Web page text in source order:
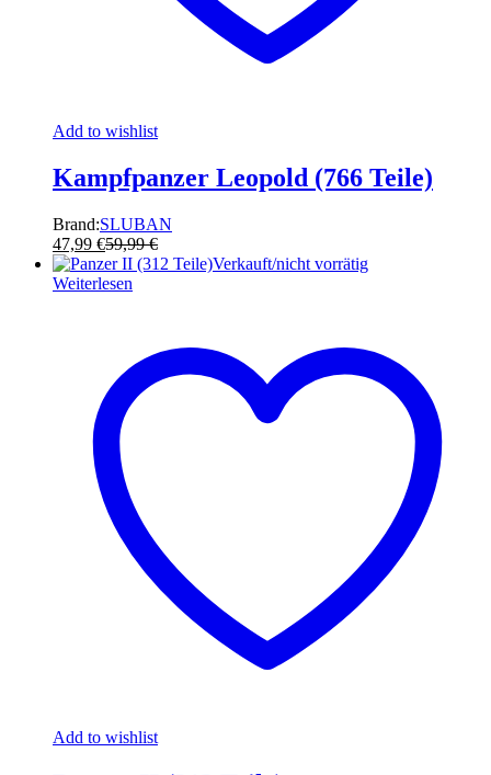
Add to wishlist
Kampfpanzer Leopold (766 Teile)
Brand:SLUBAN
47,99 €59,99€
Verkauft/nicht vorrätig
Weiterlesen
Add to wishlist